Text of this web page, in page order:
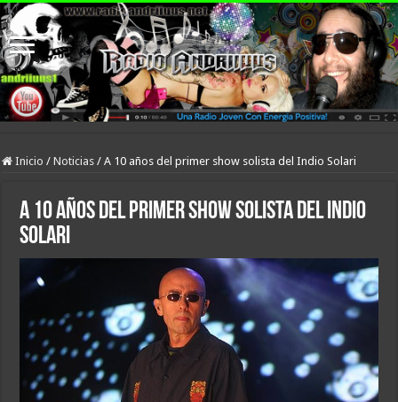
Inicio / Noticias / A 10 años del primer show solista del Indio Solari
A 10 años del primer show solista del Indio
Solari